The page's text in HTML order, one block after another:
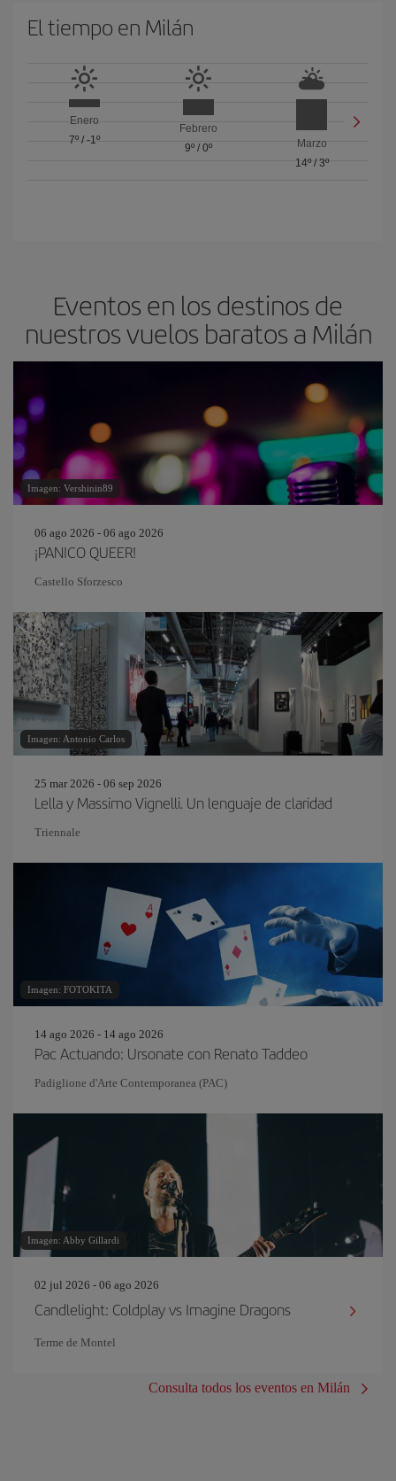
El tiempo en Milán
Enero
7º/ -1º
Febrero
9º/ 0º
Marzo
14º/ 3º
Eventos en los destinos de
nuestros vuelos baratos a Milán
Imagen: Vershinin89
06 ago 2026 - 06 ago 2026
¡PANICO QUEER!
Castello Sforzesco
Imagen: Antonio Carlos
25 mar 2026 - 06 sep 2026
Lella y Massimo Vignelli. Un lenguaje de claridad
Triennale
Imagen: FOTOKITA
14 ago 2026 - 14 ago 2026
Pac Actuando: Ursonate con Renato Taddeo
Padiglione d'Arte Contemporanea (PAC)
Imagen: Abby Gillardi
02 jul 2026 - 06 ago 2026
Candlelight: Coldplay vs Imagine Dragons
Terme de Montel
Consulta todos los eventos en Milán